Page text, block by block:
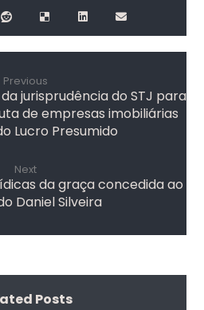
Previous
jurisprudência do STJ para
de empresas imobiliárias
Lucro Presumido
Next
da graça concedida ao
Daniel Silveira
Posts